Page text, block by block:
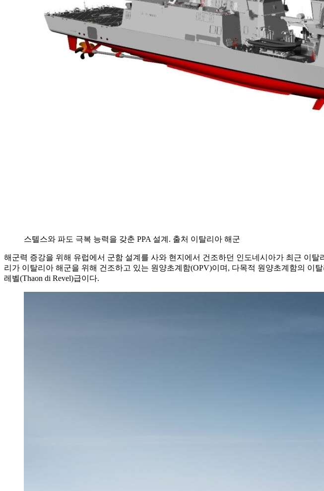
스텔스와 파도 극복 능력을 갖춘 PPA 설계. 출처 이탈리아 해군
해군력 증강을 위해 유럽에서 군함 설계를 사와 현지에서 건조하던 인도네시아가 최근 이
리가 이탈리아 해군을 위해 건조하고 있는 원양초계함(OPV)이며, 다목적 원양초계함의 이
레벨(Thaon di Revel)급이다.